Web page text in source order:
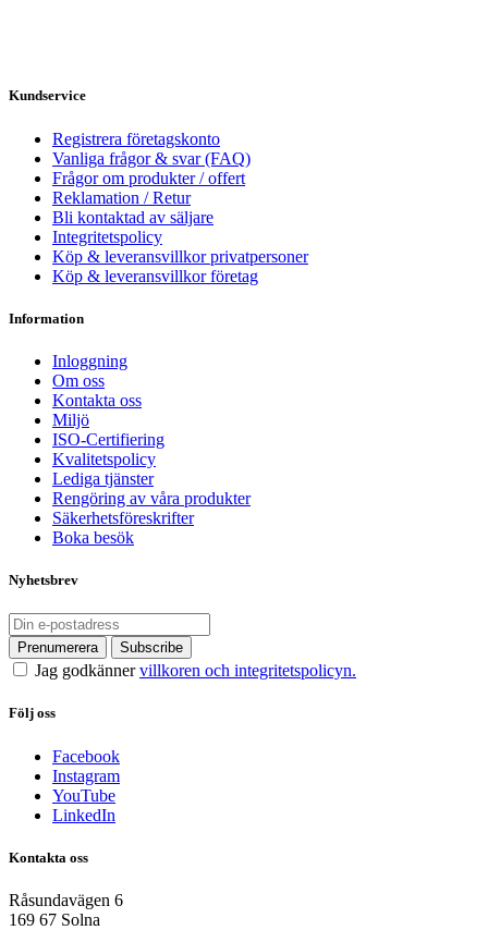
Kundservice
Registrera företagskonto
Vanliga frågor & svar (FAQ)
Frågor om produkter / offert
Reklamation / Retur
Bli kontaktad av säljare
Integritetspolicy
Köp & leveransvillkor privatpersoner
Köp & leveransvillkor företag
Information
Inloggning
Om oss
Kontakta oss
Miljö
ISO-Certifiering
Kvalitetspolicy
Lediga tjänster
Rengöring av våra produkter
Säkerhetsföreskrifter
Boka besök
Nyhetsbrev
Jag godkännervillkoren och integritetspolicyn.
Följ oss
Facebook
Instagram
YouTube
LinkedIn
Kontakta oss
Råsundavägen 6
169 67 Solna